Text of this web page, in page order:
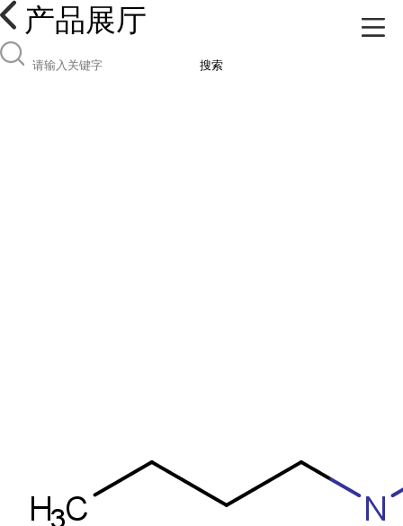
产品展厅
搜索